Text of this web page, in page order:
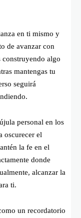
en ti mismo y
de avanzar con
construyendo algo
mantengas tu
seguirá
personal en los
oscurecer el
la fe en el
donde
alcanzar la
ti.
un recordatorio